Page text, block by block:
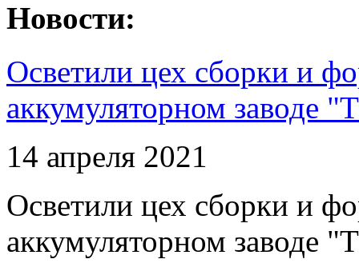
Новости:
Осветили цех сборки и
аккумуляторном заводе
14 апреля 2021
Осветили цех сборки и
аккумуляторном заводе